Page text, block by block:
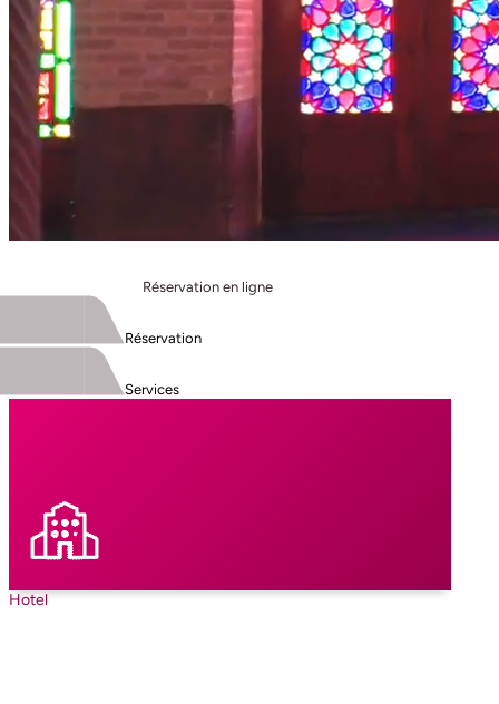
Réservation en ligne
Réservation
Services
Hotel